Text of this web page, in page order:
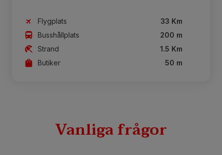
Flygplats
33 Km
Busshållplats
200 m
Strand
1.5 Km
Butiker
50 m
Vanliga frågor